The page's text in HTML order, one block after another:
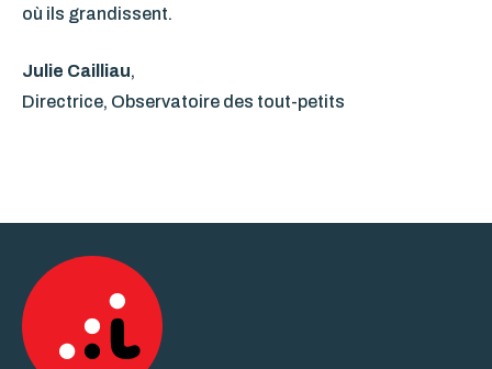
où ils grandissent.
Julie Cailliau,
Directrice, Observatoire des tout-petits